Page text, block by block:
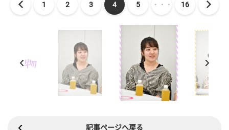
1 2 3 4 5 ・・・ 16
記事ページへ戻る